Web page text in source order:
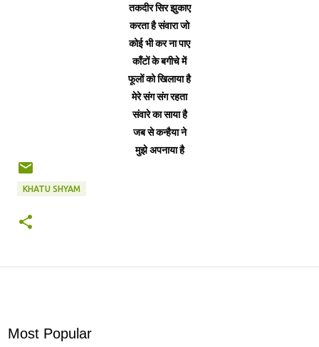
तकदीर सिर झुकाए
करता है संवारा जो
कोई भी कर ना पाए
काँटों के बगीचे में
फूलों को खिलाया है
मेरे संग संग रहता
संवारे का साया है
जब से कन्हैया ने
मुझे अपनाया है
KHATU SHYAM
Most Popular